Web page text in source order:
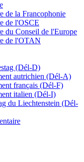
de la Francophonie
de l'OSCE
du Conseil de l'Europe
de l'OTAN
(Dél-D)
autrichien (Dél-A)
français (Dél-F)
italien (Dél-I)
du Liechtenstein (Dél-